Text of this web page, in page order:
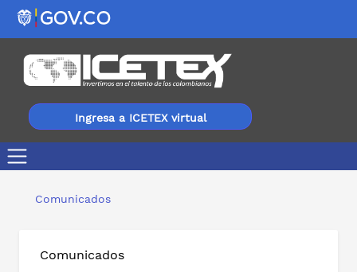
Ingresa a ICETEX virtual
Comunicados
Comunicados